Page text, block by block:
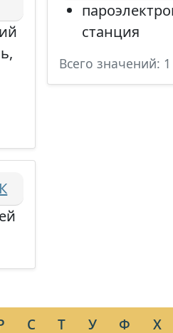
станция
Всего значений: 1
С Т У Ф Х